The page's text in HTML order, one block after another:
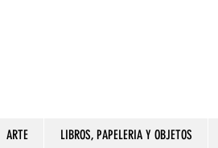
ARTE LIBROS, PAPELERIA Y OBJETOS